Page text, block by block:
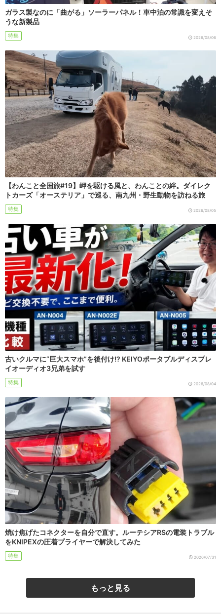
ガラス製なのに「曲がる」ソーラーパネル！車中泊の常識を変えそ
うな新製品
特集 2026/08/06
【わんこと全国旅#19】岬を駆ける風と、わんことの絆。ダイレク
トカーズ「オーステリア」で巡る、南九州・野生動物を訪ねる旅
特集 2026/08/05
古いクルマに“巨大スマホ”を後付け!? KEIYOポータブルディスプレ
イオーディオ3兄弟を試す
特集 2026/08/04
焼け焦げたコネクターを自分で直す。ルーテシアRSの電装トラブル
をKNIPEXの圧着プライヤーで解決してみた
特集 2026/07/31
もっと見る